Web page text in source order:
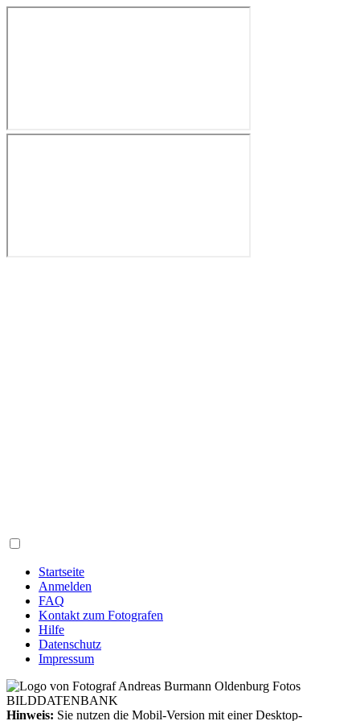
Startseite
Anmelden
FAQ
Kontakt zum Fotografen
Hilfe
Datenschutz
Impressum
Hinweis: Sie nutzen die Mobil-Version mit einer Desktop-